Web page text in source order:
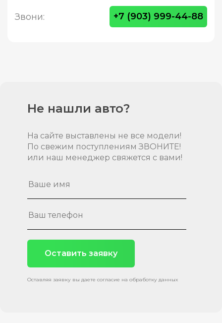
Звони: +7 (903) 999-44-88
Не нашли авто?
На сайте выставлены не все модели!
По свежим поступлениям ЗВОНИТЕ!
или наш менеджер свяжется с вами!
Оставить заявку
Оставляя заявку вы даете согласие на обработку данных